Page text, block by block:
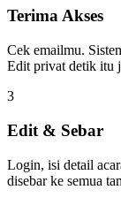
Terima Akses
Cek emailmu.
Edit privat detik itu
3
Edit & Sebar
Login, isi detail
disebar ke semua